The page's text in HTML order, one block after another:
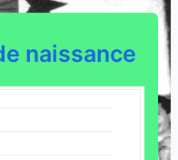
naissance